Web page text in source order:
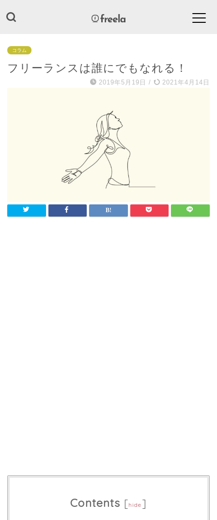
コラム
フリーランスは誰にでもなれる！
2019年5月19日 / 2021年4月14日
Contents [hide ]